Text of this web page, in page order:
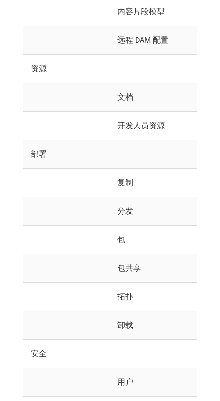
内容片段模型
远程 DAM 配置
资源
文档
开发人员资源
部署
复制
分发
包
包共享
拓扑
卸载
安全
用户